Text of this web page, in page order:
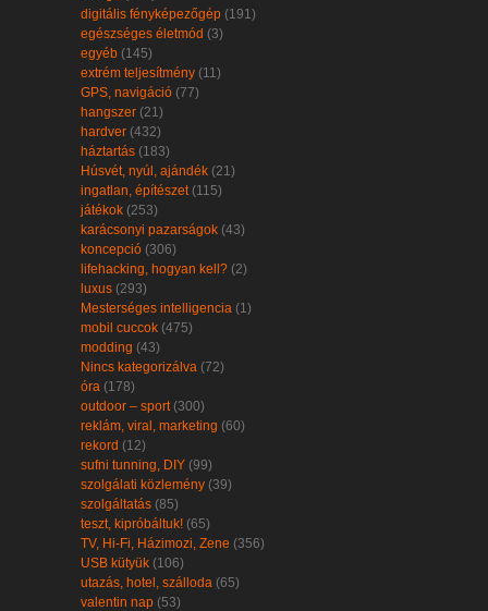
digitális fényképezőgép (191)
egészséges életmód (3)
egyéb (145)
extrém teljesítmény (11)
GPS, navigáció (77)
hangszer (21)
hardver (432)
háztartás (183)
Húsvét, nyúl, ajándék (21)
ingatlan, építészet (115)
játékok (253)
karácsonyi pazarságok (43)
koncepció (306)
lifehacking, hogyan kell? (2)
luxus (293)
Mesterséges intelligencia (1)
mobil cuccok (475)
modding (43)
Nincs kategorizálva (72)
óra (178)
outdoor – sport (300)
reklám, viral, marketing (60)
rekord (12)
sufni tunning, DIY (99)
szolgálati közlemény (39)
szolgáltatás (85)
teszt, kipróbáltuk! (65)
TV, Hi-Fi, Házimozi, Zene (356)
USB kütyük (106)
utazás, hotel, szálloda (65)
valentin nap (53)